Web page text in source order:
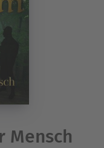
Mensch